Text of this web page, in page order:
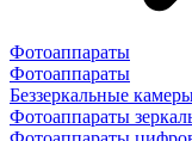
Фотоаппараты
Фотоаппараты
Беззеркальные
Фотоаппараты